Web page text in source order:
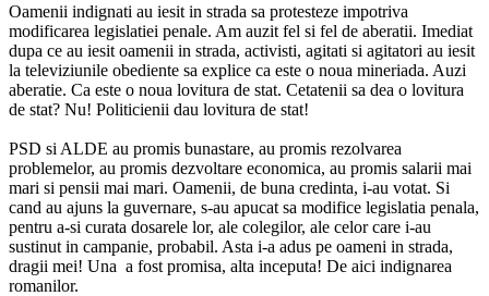
Oamenii indignati au iesit in strada sa protesteze impotriva
modificarea legislatiei penale. Am auzit fel si fel de aberatii. Imediat
dupa ce au iesit oamenii in strada, activisti, agitati si agitatori au iesit
la televiziunile obediente sa explice ca este o noua mineriada. Auzi
aberatie. Ca este o noua lovitura de stat. Cetatenii sa dea o lovitura
de stat? Nu! Politicienii dau lovitura de stat!
PSD si ALDE au promis bunastare, au promis rezolvarea
problemelor, au promis dezvoltare economica, au promis salarii mai
mari si pensii mai mari. Oamenii, de buna credinta, i-au votat. Si
cand au ajuns la guvernare, s-au apucat sa modifice legislatia penala,
pentru a-si curata dosarele lor, ale colegilor, ale celor care i-au
sustinut in campanie, probabil. Asta i-a adus pe oameni in strada,
dragii mei! Una a fost promisa, alta inceputa! De aici indignarea
romanilor.